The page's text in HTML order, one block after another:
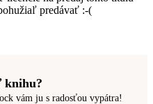
predávať :-(
knihu?
vám ju s radosťou vypátra!